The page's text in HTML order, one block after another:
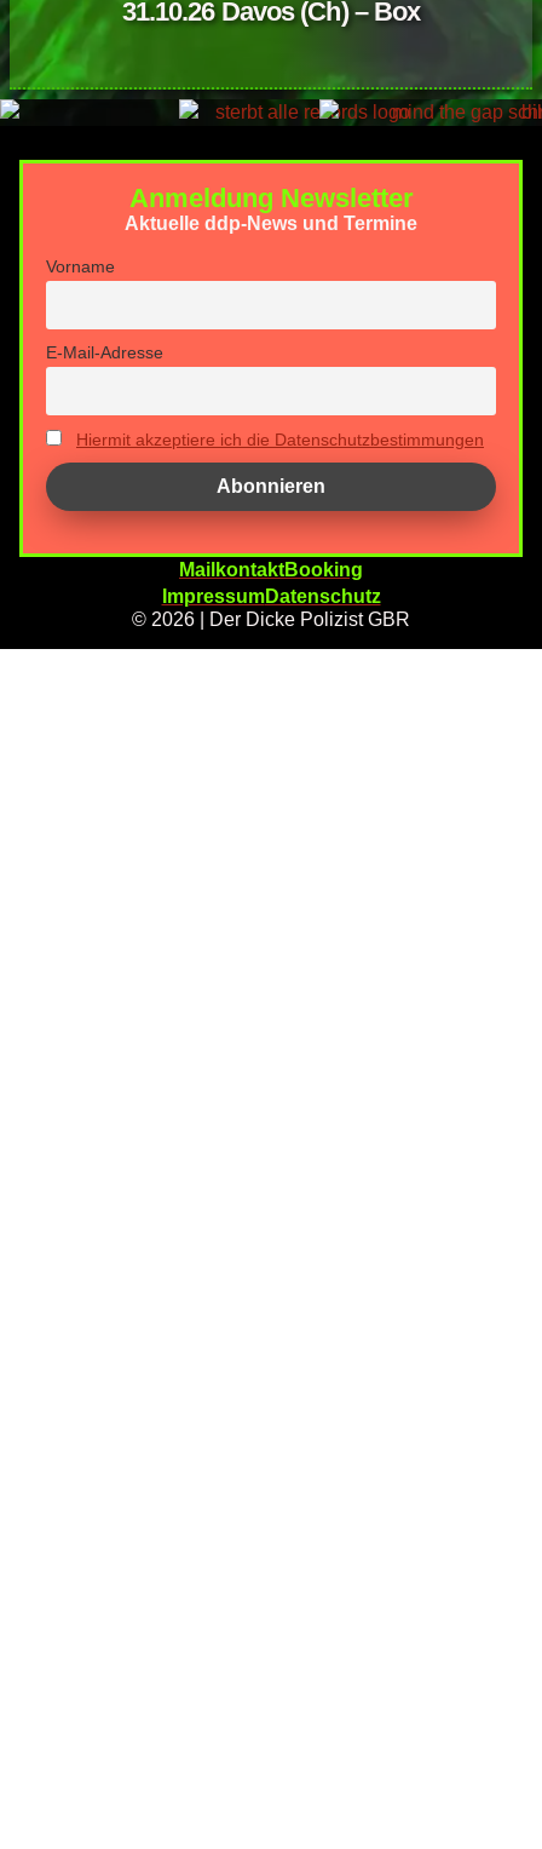
31.10.26 Davos (Ch) – Box
Anmeldung Newsletter
Aktuelle ddp-News und Termine
Vorname
E-Mail-Adresse
Hiermit akzeptiere ich die Datenschutzbestimmungen
MailkontaktBooking
ImpressumDatenschutz
© 2026 | Der Dicke Polizist GBR